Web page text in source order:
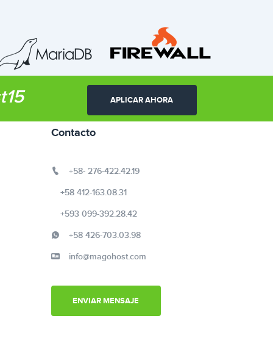
APLICAR AHORA
Contacto
+58- 276-422.42.19
+58 412-163.08.31
+593 099-392.28.42
+58 426-703.03.98
info@magohost.com
ENVIAR MENSAJE